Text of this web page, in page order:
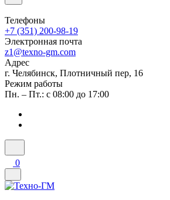
Телефоны
+7 (351) 200-98-19
Электронная почта
z1@texno-gm.com
Адрес
г. Челябинск, Плотничный пер, 16
Режим работы
Пн. – Пт.: с 08:00 до 17:00
0